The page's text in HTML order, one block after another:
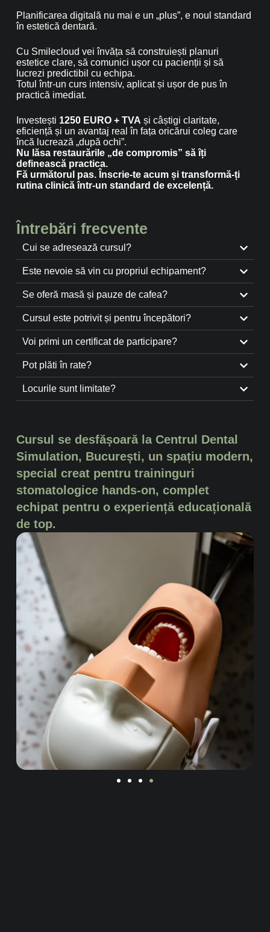
Planificarea digitală nu mai e un „plus”, e noul standard
în estetică dentară.
Cu Smilecloud vei învăța să construiești planuri
estetice clare, să comunici ușor cu pacienții și să
lucrezi predictibil cu echipa.
Totul într-un curs intensiv, aplicat și ușor de pus în
practică imediat.
Investești 1250 EURO + TVA și câștigi claritate,
eficiență și un avantaj real în fața oricărui coleg care
încă lucrează „după ochi”.
Nu lăsa restaurările „de compromis” să îți
definească practica.
Fă următorul pas. Înscrie-te acum și transformă-ți
rutina clinică într-un standard de excelență.
Întrebări frecvente
Cui se adresează cursul?
Este nevoie să vin cu propriul echipament?
Se oferă masă și pauze de cafea?
Cursul este potrivit și pentru începători?
Voi primi un certificat de participare?
Pot plăti în rate?
Locurile sunt limitate?
Cursul se desfășoară la Centrul Dental
Simulation, București, un spațiu modern,
special creat pentru traininguri
stomatologice hands-on, complet
echipat pentru o experiență educațională
de top.